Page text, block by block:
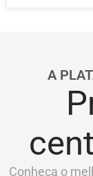
A
Conheça o